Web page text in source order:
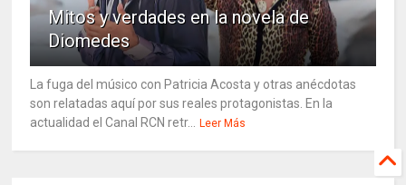
Mitos y verdades en la novela de
Diomedes
La fuga del músico con Patricia Acosta y otras anécdotas
son relatadas aquí por sus reales protagonistas. En la
actualidad el Canal RCN retr... Leer Más